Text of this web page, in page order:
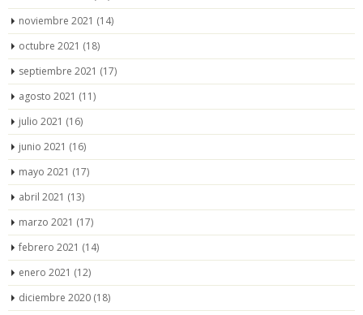
noviembre 2021 (14)
octubre 2021 (18)
septiembre 2021 (17)
agosto 2021 (11)
julio 2021 (16)
junio 2021 (16)
mayo 2021 (17)
abril 2021 (13)
marzo 2021 (17)
febrero 2021 (14)
enero 2021 (12)
diciembre 2020 (18)